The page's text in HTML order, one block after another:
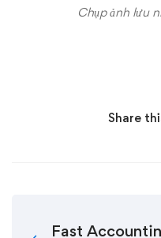
Chụp ảnh lưu
Share
Fast